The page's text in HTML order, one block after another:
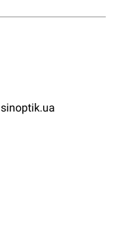
sinoptik.ua